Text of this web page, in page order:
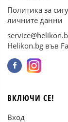
Политика за
личните данни
Helikon.bg във
ВКЛЮЧИ СЕ!
Вход